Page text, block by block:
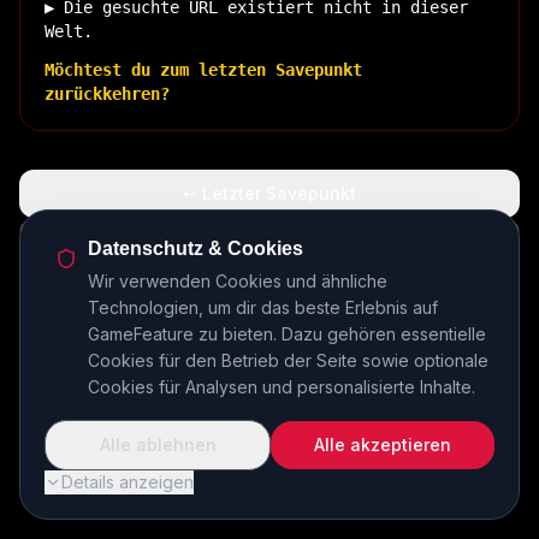
▶ Die gesuchte URL existiert nicht in dieser
Welt.
Möchtest du zum letzten Savepunkt
zurückkehren?
🏠 Zurück zur Basis
INSERT COIN TO CONTINUE...
Datenschutz & Cookies
Wir verwenden Cookies und ähnliche
Technologien, um dir das beste Erlebnis auf
GameFeature zu bieten. Dazu gehören essentielle
Cookies für den Betrieb der Seite sowie optionale
Cookies für Analysen und personalisierte Inhalte.
Details anzeigen
Alle ablehnen Alle akzeptieren